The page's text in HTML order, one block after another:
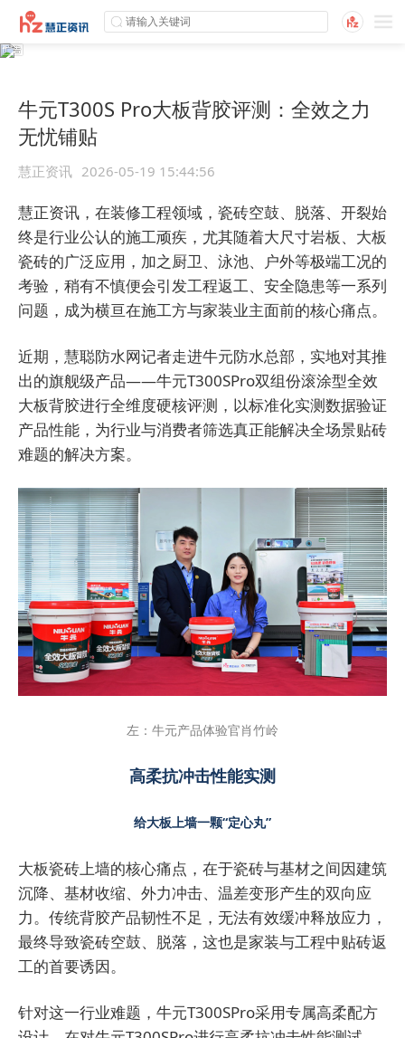
牛元T300S Pro大板背胶评测：全效之力
无忧铺贴
慧正资讯 2026-05-19 15:44:56
慧正资讯，在装修工程领域，瓷砖空鼓、脱落、开裂始
终是行业公认的施工顽疾，尤其随着大尺寸岩板、大板
瓷砖的广泛应用，加之厨卫、泳池、户外等极端工况的
考验，稍有不慎便会引发工程返工、安全隐患等一系列
问题，成为横亘在施工方与家装业主面前的核心痛点。
近期，慧聪防水网记者走进牛元防水总部，实地对其推
出的旗舰级产品——牛元T300SPro双组份滚涂型全效
大板背胶进行全维度硬核评测，以标准化实测数据验证
产品性能，为行业与消费者筛选真正能解决全场景贴砖
难题的解决方案。
左：牛元产品体验官肖竹岭
高柔抗冲击性能实测
给大板上墙一颗“定心丸”
大板瓷砖上墙的核心痛点，在于瓷砖与基材之间因建筑
沉降、基材收缩、外力冲击、温差变形产生的双向应
力。传统背胶产品韧性不足，无法有效缓冲释放应力，
最终导致瓷砖空鼓、脱落，这也是家装与工程中贴砖返
工的首要诱因。
针对这一行业难题，牛元T300SPro采用专属高柔配方